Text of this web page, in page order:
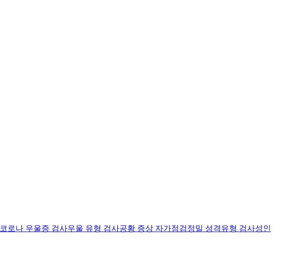
코로나 우울증 검사우울 유형 검사공황 증상 자가점검정밀 성격유형 검사성인